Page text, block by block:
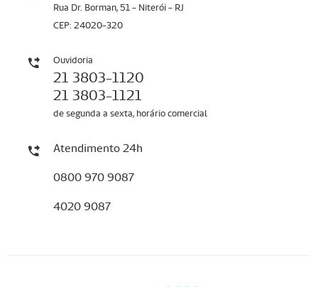
Rua Dr. Borman, 51 - Niterói - RJ
CEP: 24020-320
Ouvidoria
21 3803-1120
21 3803-1121
de segunda a sexta, horário comercial
Atendimento 24h
0800 970 9087
4020 9087